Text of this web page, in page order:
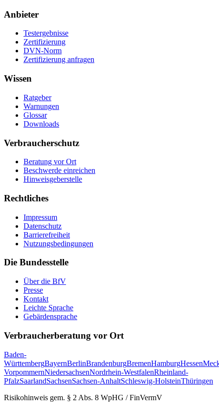
Anbieter
Testergebnisse
Zertifizierung
DVN-Norm
Zertifizierung anfragen
Wissen
Ratgeber
Warnungen
Glossar
Downloads
Verbraucherschutz
Beratung vor Ort
Beschwerde einreichen
Hinweisgeberstelle
Rechtliches
Impressum
Datenschutz
Barrierefreiheit
Nutzungsbedingungen
Die Bundesstelle
Über die BfV
Presse
Kontakt
Leichte Sprache
Gebärdensprache
Verbraucherberatung vor Ort
Baden-
WürttembergBayernBerlinBrandenburgBremenHamburgHessen
VorpommernNiedersachsenNordrhein-WestfalenRheinland-
PfalzSaarlandSachsenSachsen-AnhaltSchleswig-HolsteinThüringen
Risikohinweis gem. § 2 Abs. 8 WpHG / FinVermV